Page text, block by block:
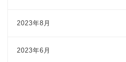
2023年8月
2023年6月